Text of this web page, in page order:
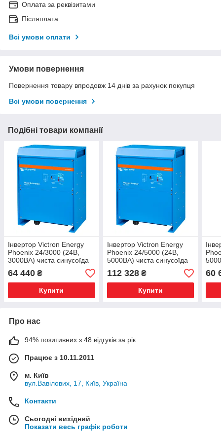
Оплата за реквізитами
Післяплата
Всі умови оплати
Умови повернення
Повернення товару впродовж 14 днів за рахунок покупця
Всі умови повернення
Подібні товари компанії
Інвертор Victron Energy
Phoenix 24/3000 (24В,
3000ВА) чиста синусоїда
64 440 ₴
Купити
Інвертор Victron Energy
Phoenix 24/5000 (24В,
5000ВА) чиста синусоїда
112 328₴
Купити
60
Про нас
94% позитивних з 48 відгуків за рік
Працює з 10.11.2011
м. Київ
вул.Вавілових, 17, Київ, Україна
Контакти
Сьогодні вихідний
Показати весь графік роботи